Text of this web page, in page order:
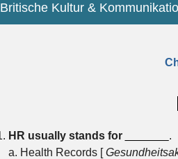
Britische Kultur &
HR usually stands for
.
a. Health Records [